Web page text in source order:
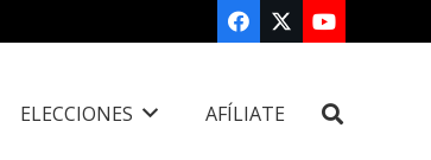
ELECCIONES AFÍLIATE